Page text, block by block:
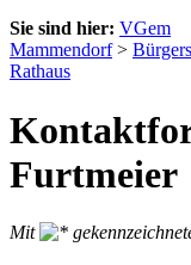
Sie sind hier: VGem
Mammendorf>
Rathaus
Furtmeier
Mit